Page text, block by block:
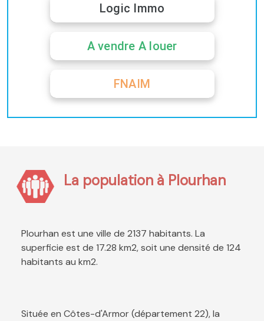
Logic Immo
A vendre A louer
FNAIM
La population à Plourhan
Plourhan est une ville de 2137 habitants. La
superficie est de 17.28 km2, soit une densité de 124
habitants au km2.
Située en Côtes-d'Armor (département 22), la